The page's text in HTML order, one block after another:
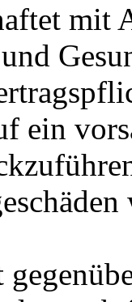
mit
ein